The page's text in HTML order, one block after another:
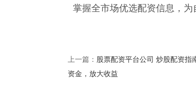
掌握全市场优选配资信息，为
上一篇： 股票配资平台公司 炒股配资指
资金，放大收益